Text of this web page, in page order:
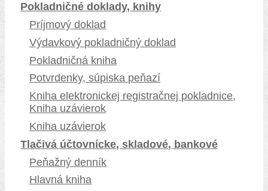
Pokladničné doklady, knihy
Príjmový doklad
Výdavkový pokladničný doklad
Pokladničná kniha
Potvrdenky, súpiska peňazí
Kniha elektronickej registračnej pokladnice,
Kniha uzávierok
Kniha uzávierok
Tlačivá účtovnícke, skladové, bankové
Peňažný denník
Hlavná kniha